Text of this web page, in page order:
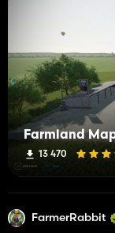
Farmland
13 470
FarmerRabbit